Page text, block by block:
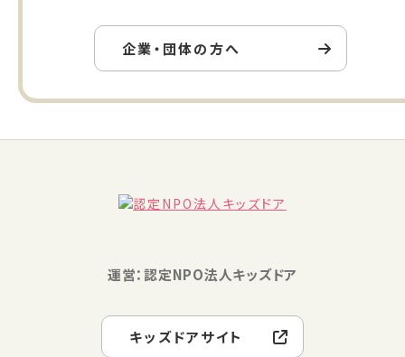
企業・団体の方へ
運営：認定NPO法人キッズドア
キッズドアサイト